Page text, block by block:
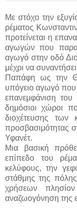
Με στόχο την
ρέματος
προτείνεται η
αγωγών που
αγωγό στην οδό
μέχρι να
Παπάφη ως την
υπόγειο αγωγό που
επανεμφάνιση του
δημόσιοι χώροι
διοχέτευσης των
προσβασιμότητας
Υφανέτ.
Μια βασική
επίπεδο του
κελύφους, την
στάθμης της
χρήσεων
αναζωογόνηση της